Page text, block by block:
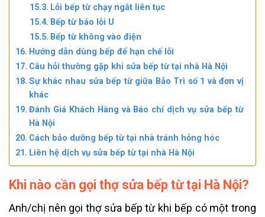
Lỗi bếp từ chạy ngắt liên tục
Bếp từ báo lỗi U
Bếp từ không vào điện
Hướng dẫn dùng bếp để hạn chế lỗi
Câu hỏi thường gặp khi sửa bếp từ tại nhà Hà Nội
Sự khác nhau sửa bếp từ giữa Bảo Trì số 1 và đơn vị
khác
Đánh Giá Khách Hàng và Báo chí dịch vụ sửa bếp từ
Hà Nội
Cách bảo dưỡng bếp từ tại nhà tránh hỏng hóc
Liên hệ dịch vụ sửa bếp từ tại nhà Hà Nội
Khi nào cần gọi thợ sửa bếp từ tại Hà Nội?
Anh/chị nên gọi thợ sửa bếp từ khi bếp có một trong